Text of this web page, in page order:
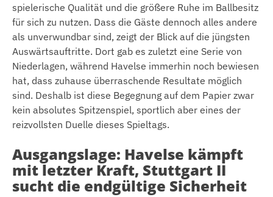
spielerische Qualität und die größere Ruhe im Ballbesitz
für sich zu nutzen. Dass die Gäste dennoch alles andere
als unverwundbar sind, zeigt der Blick auf die jüngsten
Auswärtsauftritte. Dort gab es zuletzt eine Serie von
Niederlagen, während Havelse immerhin noch bewiesen
hat, dass zuhause überraschende Resultate möglich
sind. Deshalb ist diese Begegnung auf dem Papier zwar
kein absolutes Spitzenspiel, sportlich aber eines der
reizvollsten Duelle dieses Spieltags.
Ausgangslage: Havelse kämpft
mit letzter Kraft, Stuttgart II
sucht die endgültige Sicherheit